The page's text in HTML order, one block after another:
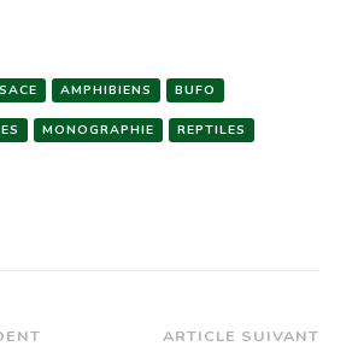
AMPHIBIENS BUFO
MONOGRAPHIE REPTILES
ARTICLE SUIVANT